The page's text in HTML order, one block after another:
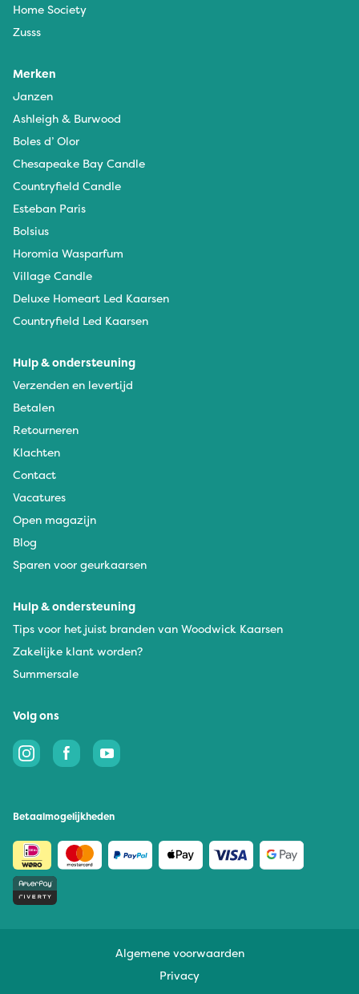
Home Society
Zusss
Merken
Janzen
Ashleigh & Burwood
Boles d’ Olor
Chesapeake Bay Candle
Countryfield Candle
Esteban Paris
Bolsius
Horomia Wasparfum
Village Candle
Deluxe Homeart Led Kaarsen
Countryfield Led Kaarsen
Hulp & ondersteuning
Verzenden en levertijd
Betalen
Retourneren
Klachten
Contact
Vacatures
Open magazijn
Blog
Sparen voor geurkaarsen
Hulp & ondersteuning
Tips voor het juist branden van Woodwick Kaarsen
Zakelijke klant worden?
Summersale
Volg ons
Betaalmogelijkheden
Algemene voorwaarden
Privacy